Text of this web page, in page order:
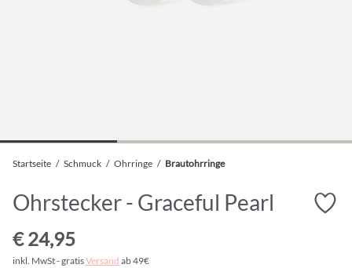
Startseite / Schmuck / Ohrringe / Brautohrringe
Ohrstecker - Graceful Pearl
€ 24,95
inkl. MwSt - gratisVersand ab 49€